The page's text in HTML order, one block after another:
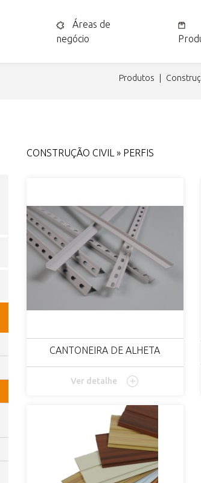
Áreas de
negócio
produtos
CONSTRUÇÃO CIVIL » PERFIS
CANTONEIRA DE ALHETA
Ver detalhe